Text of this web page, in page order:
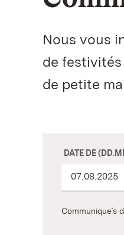
Nous vous
de
de petite
DATE DE
Communique´s